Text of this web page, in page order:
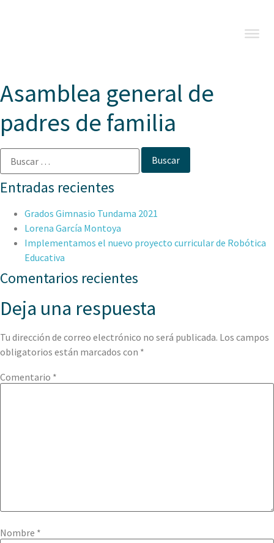
Asamblea general de
padres de familia
Entradas recientes
Grados Gimnasio Tundama 2021
Lorena García Montoya
Implementamos el nuevo proyecto curricular de Robótica
Educativa
Comentarios recientes
Deja una respuesta
Tu dirección de correo electrónico no será publicada. Los campos
obligatorios están marcados con *
Comentario *
Nombre *